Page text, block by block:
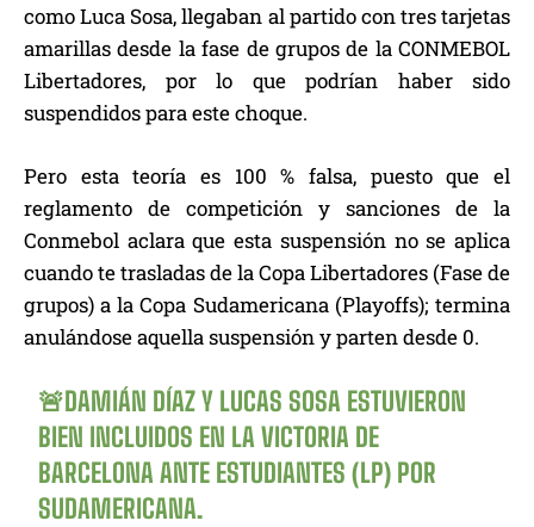
como Luca Sosa, llegaban al partido con tres tarjetas
amarillas desde la fase de grupos de la CONMEBOL
Libertadores, por lo que podrían haber sido
suspendidos para este choque.
Pero esta teoría es 100 % falsa, puesto que el
reglamento de competición y sanciones de la
Conmebol aclara que esta suspensión no se aplica
cuando te trasladas de la Copa Libertadores (Fase de
grupos) a la Copa Sudamericana (Playoffs); termina
anulándose aquella suspensión y parten desde 0.
🚨DAMIÁN DÍAZ Y LUCAS SOSA ESTUVIERON
BIEN INCLUIDOS EN LA VICTORIA DE
BARCELONA ANTE ESTUDIANTES (LP) POR
SUDAMERICANA.